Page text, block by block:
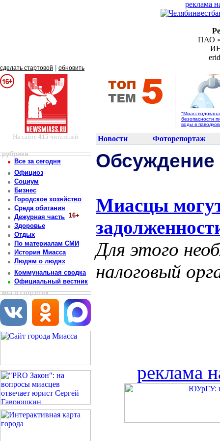
реклама
ПАО
сделать стартовой обновить
безопасности
воды в
На сайте 415 читателей Новости Фоторепортаж
рубрики
Все за сегодня
Официоз
Социум
Бизнес
Городское хозяйство
Среда обитания
Дежурная часть 16+
Здоровье
Отдых
По материалам СМИ
История Миасса
Людям о людях
Коммунальная сводка
Официальный вестник
мы в соцсетях
Миасцы
Для этого
налоговый
реклама